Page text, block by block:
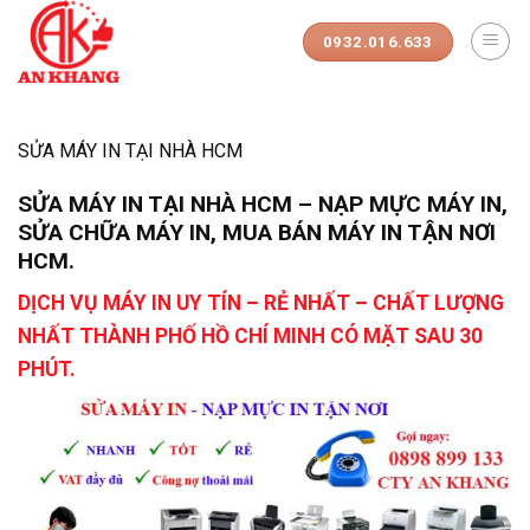
Skip
content
0932.016.633
SỬA MÁY IN TẠI NHÀ HCM
SỬA MÁY IN TẠI NHÀ HCM – NẠP MỰC MÁY IN,
SỬA CHỮA MÁY IN, MUA BÁN MÁY IN TẬN NƠI
HCM.
DỊCH VỤ MÁY IN UY TÍN – RẺ NHẤT – CHẤT LƯỢNG
NHẤT THÀNH PHỐ HỒ CHÍ MINH CÓ MẶT SAU 30
PHÚT.